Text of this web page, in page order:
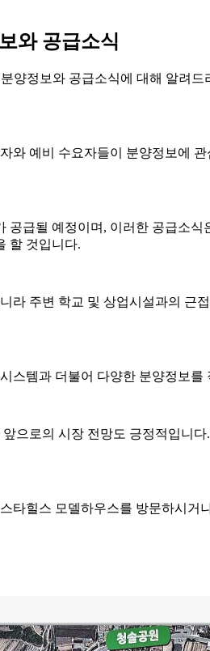
와 공급소식
양정보와 공급소식에 대해 알려
와 예비 수요자들이 분양정보에
공급될 예정이며, 이러한 공급소
할 것입니다.
라 주변 학교 및 상업시설과의
스템과 더불어 다양한 분양정보
으로의 시장 전망도 긍정적입니
타힐스 모델하우스를 방문하시